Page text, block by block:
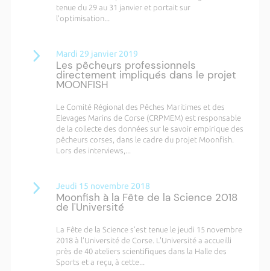
tenue du 29 au 31 janvier et portait sur
l’optimisation...
Mardi 29 janvier 2019
Les pêcheurs professionnels
directement impliqués dans le projet
MOONFISH
Le Comité Régional des Pêches Maritimes et des
Elevages Marins de Corse (CRPMEM) est responsable
de la collecte des données sur le savoir empirique des
pêcheurs corses, dans le cadre du projet Moonfish.
Lors des interviews,...
Jeudi 15 novembre 2018
Moonfish à la Fête de la Science 2018
de l'Université
La Fête de la Science s’est tenue le jeudi 15 novembre
2018 à l’Université de Corse. L'Université a accueilli
près de 40 ateliers scientifiques dans la Halle des
Sports et a reçu, à cette...